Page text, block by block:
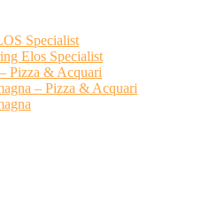
Specialist
Elos Specialist
Pizza & Acquari
– Pizza & Acquari